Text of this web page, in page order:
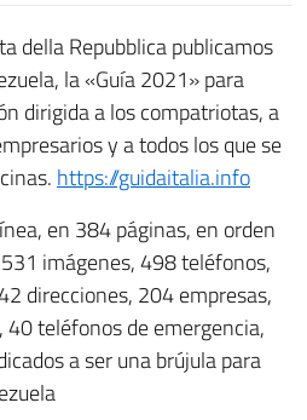
della Repubblica publicamos
la «Guía 2021» para
dirigida a los compatriotas, a
y a todos los que se
https://guidaitalia.info
en 384 páginas, en orden
imágenes, 498 teléfonos,
direcciones, 204 empresas,
teléfonos de emergencia,
a ser una brújula para